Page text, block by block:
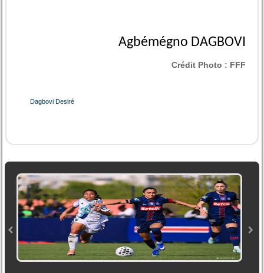
Agbémégno DAGBOVI
Crédit Photo : FFF
Dagbovi Desiré